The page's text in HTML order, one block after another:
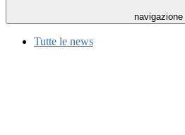
navigazione
Tutte le news